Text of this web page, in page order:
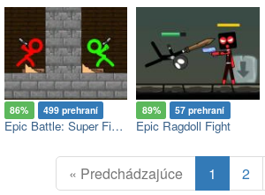
86% 499 prehraní
Epic Battle: Super Fighters
89% 57 prehraní
Epic Ragdoll Fight
« Predchádzajúce 1 2